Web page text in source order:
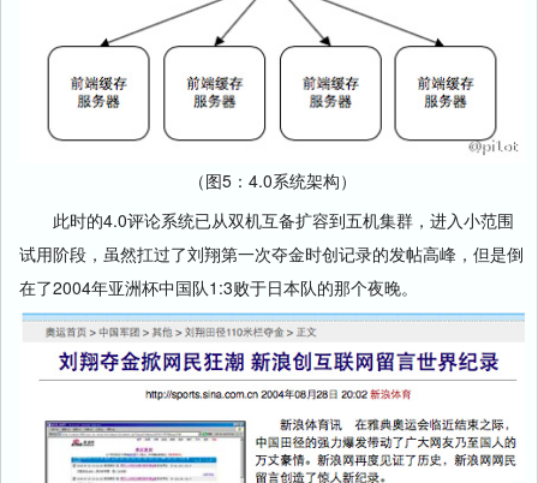
（图5：4.0系统架构）
此时的4.0评论系统已从双机互备扩容到五机集群，进入小范围
试用阶段，虽然扛过了刘翔第一次夺金时创记录的发帖高峰，但是倒
在了2004年亚洲杯中国队1:3败于日本队的那个夜晚。